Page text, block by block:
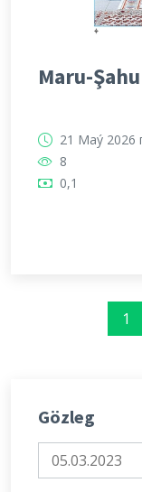
Maru-
21 Maý 2026
8
0,1
1
Gözleg